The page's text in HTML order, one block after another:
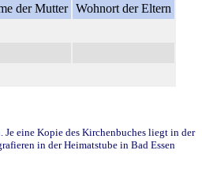
der Mutter Wohnort der Eltern
eine Kopie des Kirchenbuches liegt in der
in der Heimatstube in Bad Essen